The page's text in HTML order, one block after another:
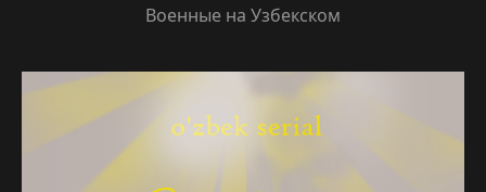
Военные на Узбекском